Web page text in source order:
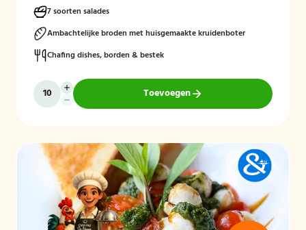
7 soorten salades
Ambachtelijke broden met huisgemaakte kruidenboter
Chafing dishes, borden & bestek
Toevoegen